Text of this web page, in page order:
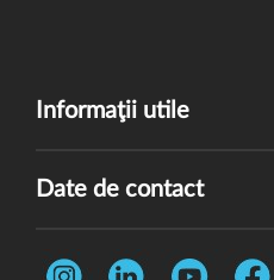
Informaţii utile
Date de contact
Str. Rotasului, Nr. 7, Sector